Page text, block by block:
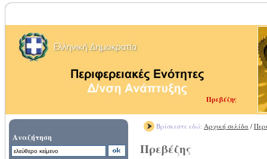
Πρεβέζης
Αναζήτηση
Βρίσκεστε εδώ: Αρχική σελίδα /
Πρεβέζης